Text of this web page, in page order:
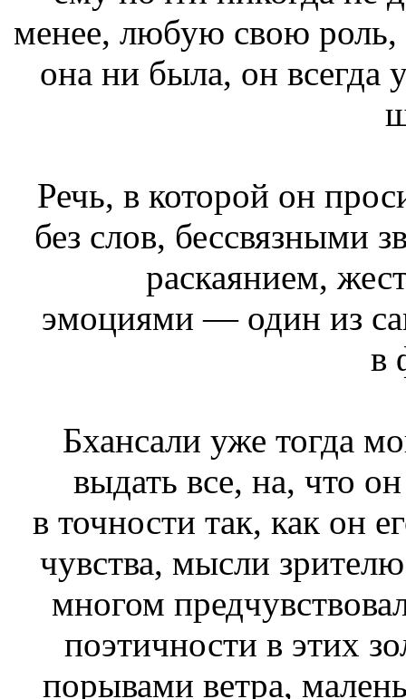
менее, любую свою роль,
она ни была, он всегда
Речь, в которой он
без слов, бессвязными
раскаянием,
эмоциями — один из
в
Бхансали уже тогда
выдать все, на, что
в точности так, как он
чувства, мысли
многом
поэтичности в этих
порывами ветра,